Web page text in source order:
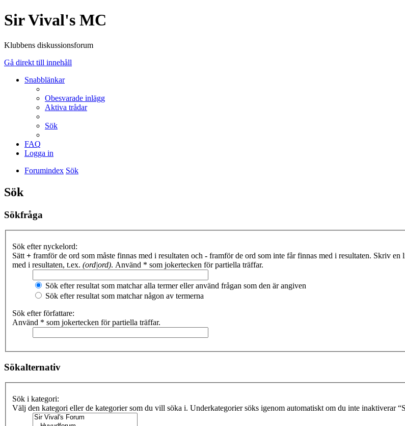
Sir Vival's MC
Klubbens diskussionsforum
Gå direkt till innehåll
Snabblänkar
Obesvarade inlägg
Aktiva trådar
Sök
FAQ
Logga in
Forumindex Sök
Sök
Sökfråga
Sök efter nyckelord:
Sätt + framför de ord som måste finnas med i resultaten och - framför de ord som inte får finnas med i resultaten. Skriv en
med i resultaten, t.ex. (ord|ord). Använd * som jokertecken för partiella träffar.
Sök efter resultat som matchar alla termer eller använd frågan som den är angiven
Sök efter resultat som matchar någon av termerna
Sök efter författare:
Använd * som jokertecken för partiella träffar.
Sökalternativ
Sök i kategori:
Välj den kategori eller de kategorier som du vill söka i. Underkategorier söks igenom automatiskt om du inte inaktiverar